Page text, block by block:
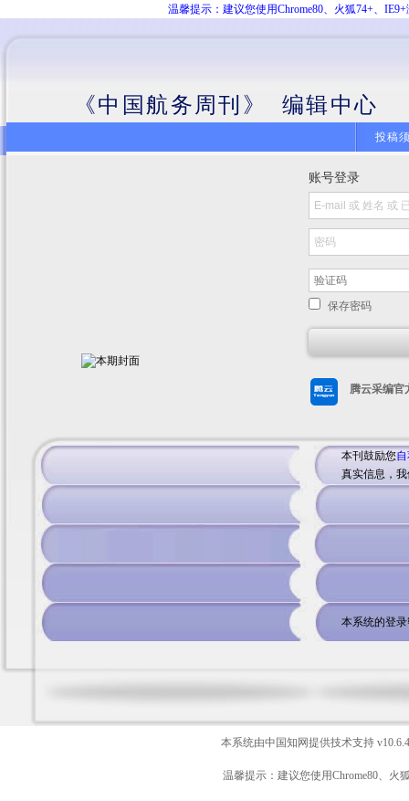
温馨提示：建议您使用Chrome80、火狐74+、
《中国航务周刊》 编辑中心
投稿
账号登录
保存密码
腾云采编官
本刊鼓励您
真实信息，
本系统的登
本系统由中国知网提供技术支持
温馨提示：建议您使用Chrome80、火